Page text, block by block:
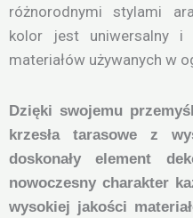
różnorodnymi stylami
kolor jest uniwersalny i
materiałów używanych w
Dzięki swojemu
krzesła tarasowe z
doskonały element
nowoczesny charakter
wysokiej jakości